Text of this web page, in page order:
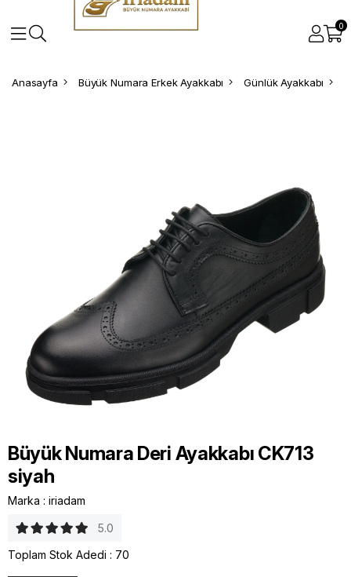
0
Anasayfa Büyük Numara Erkek Ayakkabı Günlük Ayakkabı
Büyük Numara Deri Ayakkabı CK713
siyah
Marka : iriadam
5.0
Toplam Stok Adedi : 70